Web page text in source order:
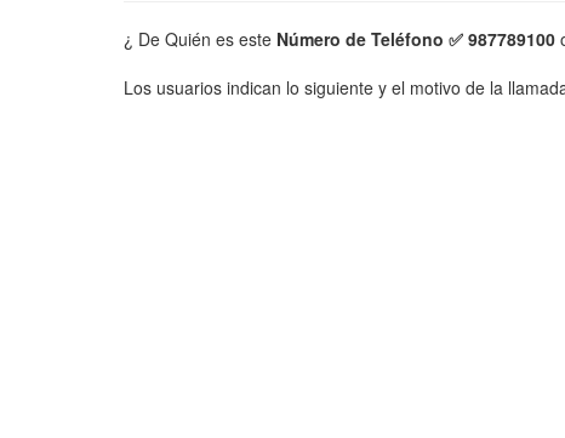
¿ De Quién es este Número de Teléfono ✅ 987789100
Los usuarios indican lo siguiente y el motivo de la